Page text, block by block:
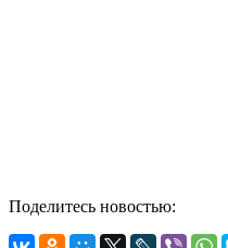
Поделитесь новостью: